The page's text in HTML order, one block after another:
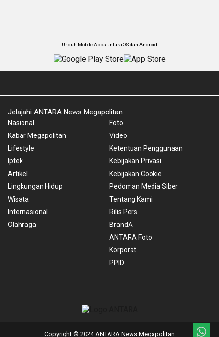
Unduh Mobile Apps untuk iOS dan Android
Jelajahi ANTARA News Megapolitan
Nasional
Kabar Megapolitan
Lifestyle
Iptek
Artikel
Lingkungan Hidup
Wisata
Internasional
Olahraga
Foto
Video
Ketentuan Penggunaan
Kebijakan Privasi
Kebijakan Cookie
Pedoman Media Siber
Tentang Kami
Rilis Pers
BrandA
ANTARA Foto
Korporat
PPID
Copyright © 2024 ANTARA News Megapolitan